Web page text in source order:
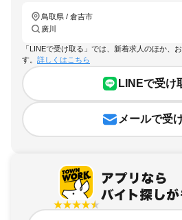
鳥取県 / 倉吉市
廣川
「LINEで受け取る」では、新着求人のほか、
す。 詳しくはこちら
LINEで受け
メールで受